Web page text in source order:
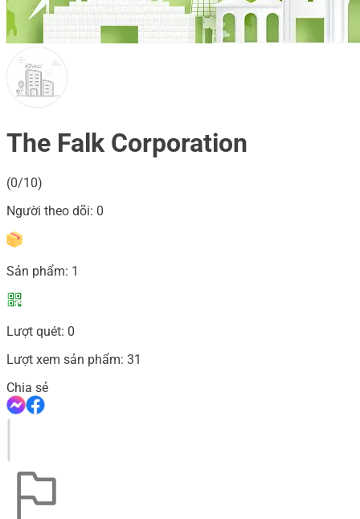
The Falk Corporation
(0/10)
Người theo dõi: 0
Sản phẩm: 1
Lượt quét: 0
Lượt xem sản phẩm: 31
Chia sẻ